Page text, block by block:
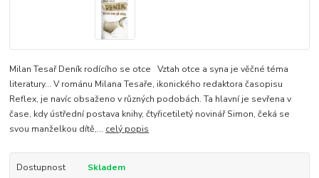
Milan Tesař Deník rodícího se otce Vztah otce a syna je věčné téma
literatury... V románu Milana Tesaře, ikonického redaktora časopisu
Reflex, je navíc obsaženo v různých podobách. Ta hlavní je sevřena v
čase, kdy ústřední postava knihy, čtyřicetiletý novinář Simon, čeká se
svou manželkou dítě,... celý popis
Dostupnost
Skladem